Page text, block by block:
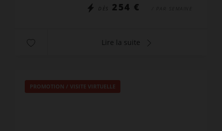
DÈS 254 € / PAR SEMAINE
Lire la suite
PROMOTION / VISITE VIRTUELLE